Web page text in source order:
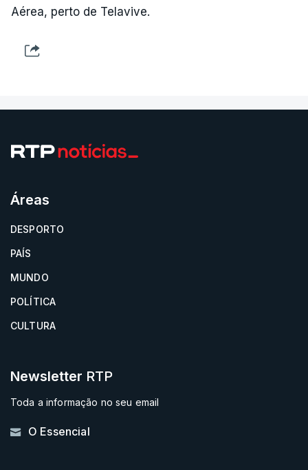
Aérea, perto de Telavive.
Áreas
DESPORTO
PAÍS
MUNDO
POLÍTICA
CULTURA
Newsletter RTP
Toda a informação no seu email
O Essencial